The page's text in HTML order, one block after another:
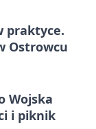
praktyce.
Ostrowcu
Wojska
i piknik